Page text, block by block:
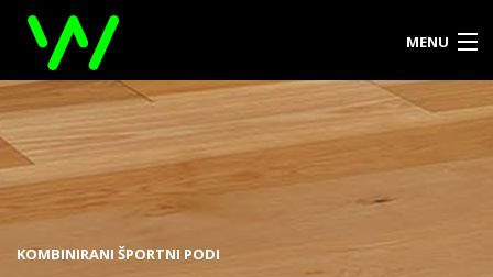
MENU
DOMOV
O PODJETJU
PRODUKTI
KOMBINIRANI ŠPORTNI PODI